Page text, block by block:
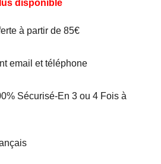
disponible
à partir de 85€
email et téléphone
Sécurisé-En 3 ou 4 Fois à